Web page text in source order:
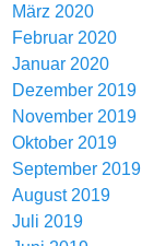
März 2020
Februar 2020
Januar 2020
Dezember 2019
November 2019
Oktober 2019
September 2019
August 2019
Juli 2019